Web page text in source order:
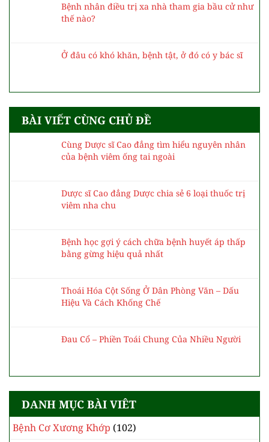
Bệnh nhân điều trị xa nhà tham gia bầu cử như
thế nào?
Ở đâu có khó khăn, bệnh tật, ở đó có y bác sĩ
BÀI VIẾT CÙNG CHỦ ĐỀ
Cùng Dược sĩ Cao đẳng tìm hiểu nguyên nhân
của bệnh viêm ống tai ngoài
Dược sĩ Cao đẳng Dược chia sẻ 6 loại thuốc trị
viêm nha chu
Bệnh học gợi ý cách chữa bệnh huyết áp thấp
bằng gừng hiệu quả nhất
Thoái Hóa Cột Sống Ở Dân Phòng Văn – Dấu
Hiệu Và Cách Khống Chế
Đau Cổ – Phiền Toái Chung Của Nhiều Người
DANH MỤC BÀI VIÊT
Bệnh Cơ Xương Khớp (102)